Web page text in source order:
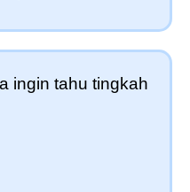
ingin tahu tingkah